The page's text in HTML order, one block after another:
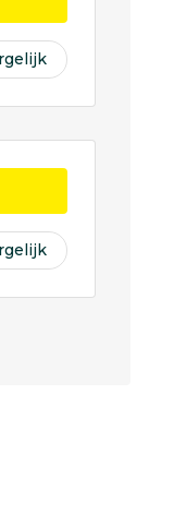
Social Work